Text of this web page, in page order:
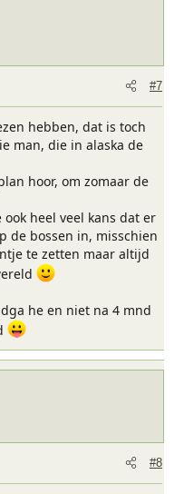
#7
hebben, dat is toch
man, die in alaska de
hoor, om zomaar de
heel veel kans dat er
de bossen in, misschien
te zetten maar altijd
he en niet na 4 mnd
#8